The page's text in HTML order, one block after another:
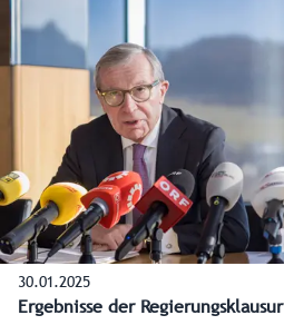
Ein zentraler Punkt der
Diskussion über eine neue
Landesregierung sein. Über die
Donnerstag, 30. Jänner 2025, im
Pressekonferenz informiert.
30.01.2025
Ergebnisse der Regierungsklausur